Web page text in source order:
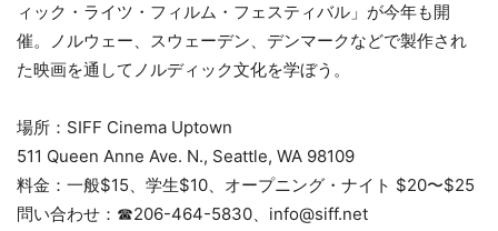
ィック・ライツ・フィルム・フェスティバル」が今年も開
催。ノルウェー、スウェーデン、デンマークなどで製作され
た映画を通してノルディック文化を学ぼう。
場所：SIFF Cinema Uptown
511 Queen Anne Ave. N., Seattle, WA 98109
料金：一般$15、学生$10、オープニング・ナイト $20〜$25
問い合わせ：☎︎206-464-5830、info@siff.net